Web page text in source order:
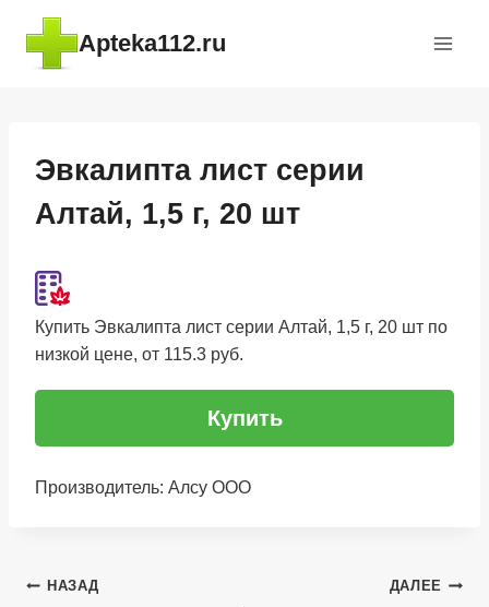
Перейти
содержимому
Apteka112.ru
Эвкалипта лист серии
Алтай, 1,5 г, 20 шт
Купить Эвкалипта лист серии Алтай, 1,5 г, 20 шт по
низкой цене, от 115.3 руб.
Купить
Производитель: Алсу ООО
Навигация
НАЗАД ДАЛЕЕ